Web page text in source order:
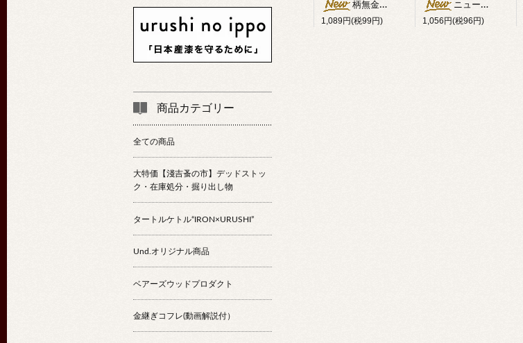
柄無金ベラ斜型（ハガネ）
1,089円(税99円)
ニュージーランド貝うす貝0.1mm厚 約20×90mm
1,056円(税96円)
商品カテゴリー
全ての商品
大特価【淺吉蚤の市】デッドストッ
ク・在庫処分・掘り出し物
タートルケトル“IRON×URUSHI”
Und.オリジナル商品
ベアーズウッドプロダクト
金継ぎコフレ(動画解説付）